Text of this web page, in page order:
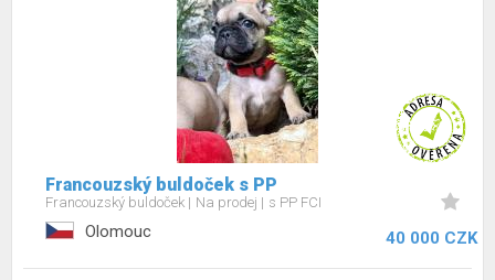
Francouzský buldoček s PP
Francouzský buldoček Na prodej s PP FCI
Olomouc 40 000 CZK